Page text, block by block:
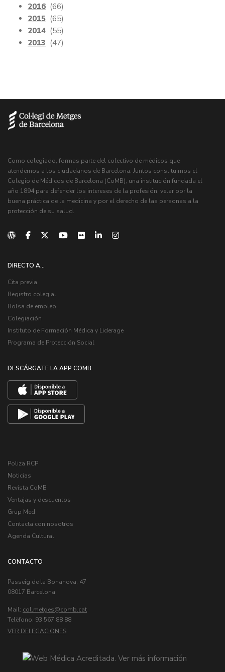
2016 (66)
2015 (65)
2014 (55)
2013 (47)
Como colegiado, formas parte del colectivo de médicos que
atendemos a los ciudadanos de Barcelona. Juntos constituimos el
Colegio de Médicos de Barcelona (CoMB), una institución fundada el
año 1894 para defender los intereses de la profesión, velar por la
buena práctica de la medicina y por el derecho de las personas a la
protección de su salud.
DIRECTO A...
Cita previa
Registro colegial
Bolsa de empleo
Colegiación
Instituto de Formación Médica y Liderage
Programa de Protección Social
DESCÁRGATE LA APP COMB
Poliza RCP
Noticias
Revista CoMB
Ventajas y descuentos
Grup Med
Contacta con nosotros
Agenda Cultural
CONTACTO
Passeig de la Bonanova, 47
08017 Barcelona
Mail: col.metges
Telèfono: 93 567 88 88
VER DELEGACIONES